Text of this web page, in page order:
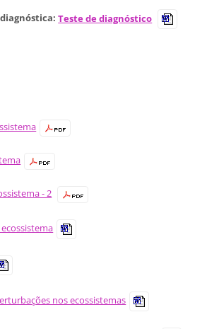
Teste de diagnóstico
- 2
nos ecossistemas